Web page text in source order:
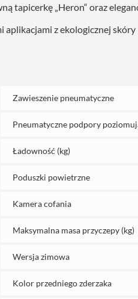
tapicerkę „Heron“ oraz
aplikacjami z ekologicznej skóry
Zawieszenie pneumatyczne
Pneumatyczne podpory
Ładowność (kg)
Poduszki powietrzne
Kamera cofania
Maksymalna masa przyczepy (kg)
Wersja zimowa
Kolor przedniego zderzaka